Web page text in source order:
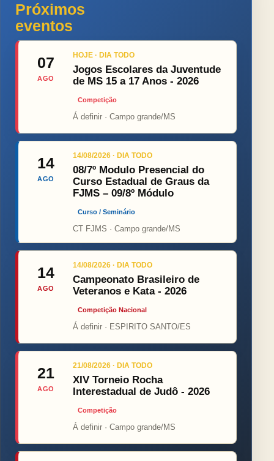
Próximos
eventos
07
AGO
HOJE · DIA TODO
Jogos Escolares da Juventude
de MS 15 a 17 Anos - 2026
Competição
Á definir · Campo grande/MS
14
AGO
14/08/2026 · DIA TODO
08/7º Modulo Presencial do
Curso Estadual de Graus da
FJMS – 09/8º Módulo
Curso / Seminário
CT FJMS · Campo grande/MS
14
AGO
14/08/2026 · DIA TODO
Campeonato Brasileiro de
Veteranos e Kata - 2026
Competição Nacional
Á definir · ESPIRITO SANTO/ES
21
AGO
21/08/2026 · DIA TODO
XIV Torneio Rocha
Interestadual de Judô - 2026
Competição
Á definir · Campo grande/MS